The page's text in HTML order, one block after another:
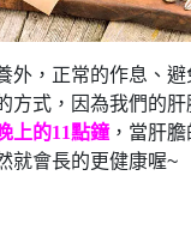
外，正常的作息、
方式，因為我們的肝
上的11點鐘，當肝膽
就會長的更健康喔~